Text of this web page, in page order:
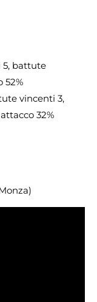
battute
52%
vincenti 3,
32%